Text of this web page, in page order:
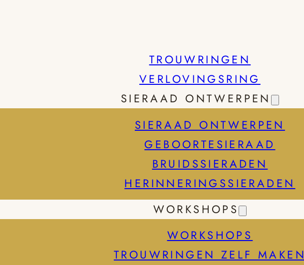
TROUWRINGEN
VERLOVINGSRING
SIERAAD ONTWERPEN
SIERAAD ONTWERPEN
GEBOORTESIERAAD
BRUIDSSIERADEN
HERINNERINGSSIERADEN
WORKSHOPS
WORKSHOPS
TROUWRINGEN ZELF MAKEN